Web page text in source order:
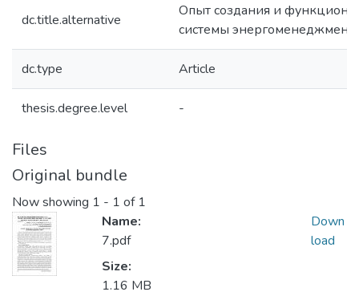
dc.title.alternative
Опыт создания и
системы
dc.type Article
thesis.degree.level -
Files
Original bundle
Now showing 1 - 1 of 1
Name:
7.pdf
Size:
1.16 MB
Down
load